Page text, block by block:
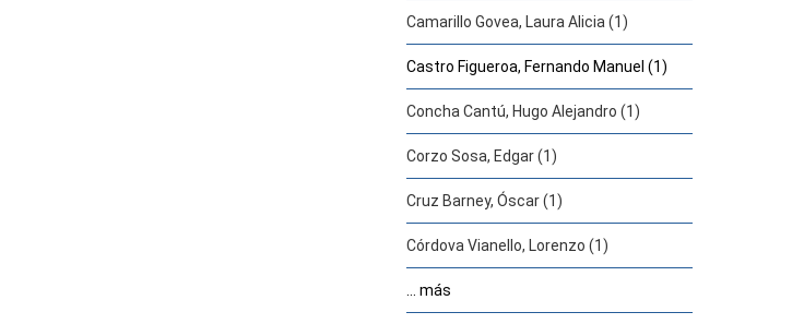
Camarillo Govea, Laura Alicia (1)
Castro Figueroa, Fernando Manuel (1)
Concha Cantú, Hugo Alejandro (1)
Corzo Sosa, Edgar (1)
Cruz Barney, Óscar (1)
Córdova Vianello, Lorenzo (1)
... más